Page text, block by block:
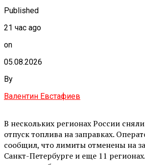
Published
21 час ago
on
05.08.2026
By
Валентин Евстафиев
В нескольких регионах России
отпуск топлива на заправках.
сообщил, что лимиты отменены на
Санкт-Петербурге и еще 11